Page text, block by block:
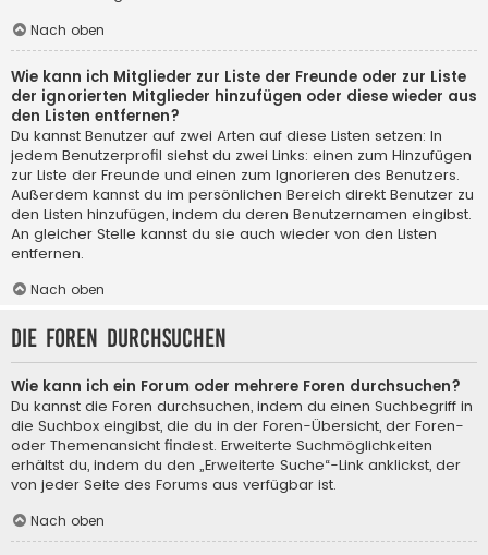
Nach oben
Wie kann ich Mitglieder zur Liste der Freunde oder zur Liste
der ignorierten Mitglieder hinzufügen oder diese wieder aus
den Listen entfernen?
Du kannst Benutzer auf zwei Arten auf diese Listen setzen: In
jedem Benutzerprofil siehst du zwei Links: einen zum Hinzufügen
zur Liste der Freunde und einen zum Ignorieren des Benutzers.
Außerdem kannst du im persönlichen Bereich direkt Benutzer zu
den Listen hinzufügen, indem du deren Benutzernamen eingibst.
An gleicher Stelle kannst du sie auch wieder von den Listen
entfernen.
Nach oben
Die Foren durchsuchen
Wie kann ich ein Forum oder mehrere Foren durchsuchen?
Du kannst die Foren durchsuchen, indem du einen Suchbegriff in
die Suchbox eingibst, die du in der Foren-Übersicht, der Foren-
oder Themenansicht findest. Erweiterte Suchmöglichkeiten
erhältst du, indem du den „Erweiterte Suche“-Link anklickst, der
von jeder Seite des Forums aus verfügbar ist.
Nach oben